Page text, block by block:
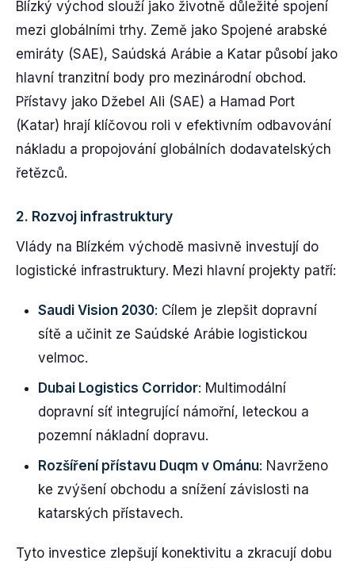
Blízký východ slouží jako životně důležité spojení
mezi globálními trhy. Země jako Spojené arabské
emiráty (SAE), Saúdská Arábie a Katar působí jako
hlavní tranzitní body pro mezinárodní obchod.
Přístavy jako Džebel Ali (SAE) a Hamad Port
(Katar) hrají klíčovou roli v efektivním odbavování
nákladu a propojování globálních dodavatelských
řetězců.
2. Rozvoj infrastruktury
Vlády na Blízkém východě masivně investují do
logistické infrastruktury. Mezi hlavní projekty patří:
Saudi Vision 2030: Cílem je zlepšit dopravní
sítě a učinit ze Saúdské Arábie logistickou
velmoc.
Dubai Logistics Corridor: Multimodální
dopravní síť integrující námořní, leteckou a
pozemní nákladní dopravu.
Rozšíření přístavu Duqm v Ománu: Navrženo
ke zvýšení obchodu a snížení závislosti na
katarských přístavech.
Tyto investice zlepšují konektivitu a zkracují dobu